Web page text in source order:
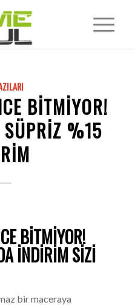
BITMIYOR!
SÜPRIZ %15
BITMIYOR!
İNDIRIM SIZI
bir maceraya